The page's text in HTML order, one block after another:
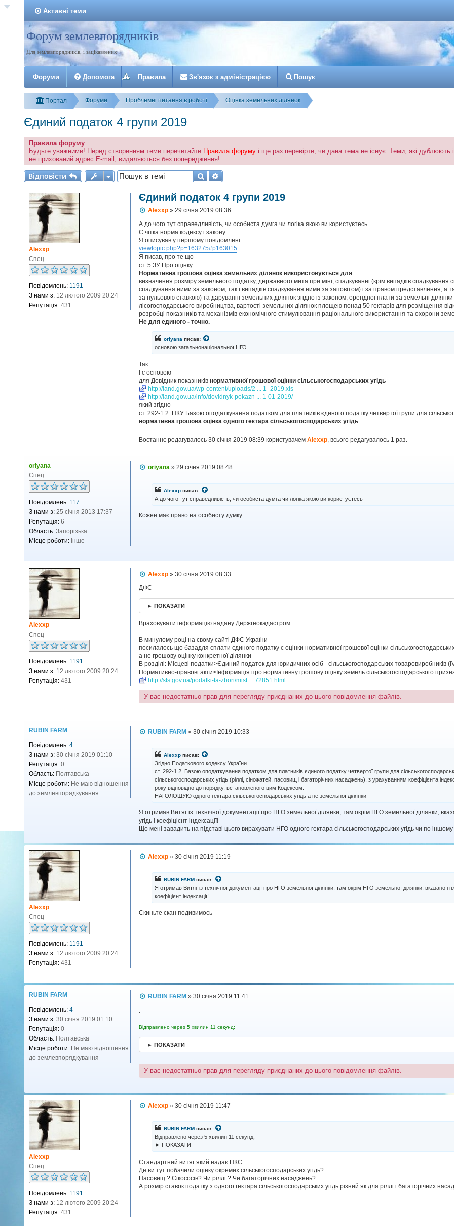
Активні теми
Реєстрація
Форум землевпорядників
Для землевпорядників, і зацікавлених
Форуми Допомога Правила Зв'язок з адміністрацією Пошук
Портал Форуми Проблемні питання в роботі Оцінка земельних ділянок
Єдиний податок 4 групи 2019
Правила форуму
Будьте уважними! Перед створенням теми перечитайте Правила форуму і ще раз перевірте, чи дана тема не існує. Теми, які
не прихований адрес E-mail, видаляються без попередження!
Відповісти
Відповісти ПошукРозширений пошук
Alexxp
Спец
Повідомлень: 1191
З нами з: 12 лютого 2009 20:24
Репутація: 431
Єдиний податок 4 групи 2019
П
в
і
д
о
м
л
е
н
н
я
Alexxp »29 січня 2019 08:36
А до чого тут справедливість, чи особиста думга чи логіка якою ви користуєтесь
Є чітка норма кодексу і закону
Я описував у першому повідомлені
viewtopic.php?p=163275#p163015
Я писав, про те що
ст. 5 ЗУ Про оцінку
Нормативна грошова оцінка земельних ділянок використовується для
визначення розміру земельного податку, державного мита при міні, спадкуванні (крім випадків
спадкування ними за законом, так і випадків спадкування ними за заповітом) і за правом представлення, а
за нульовою ставкою) та даруванні земельних ділянок згідно із законом, орендної плати за земельні
лісогосподарського виробництва, вартості земельних ділянок площею понад 50 гектарів для розміщення
розробці показників та механізмів економічного стимулювання раціонального використання та охорони
Не для единого - точно.
oriyana писав:
основою загальнонаціональної НГО
Так
І є основою
для Довідник показників нормативної грошової оцінки сільськогосподарських угідь
http://land.gov.ua/wp-content/uploads/2 ... 1_2019.xls
http://land.gov.ua/info/dovidnyk-pokazn ... 1-01-2019/
який згідно
ст. 292-1.2. ПКУ Базою оподаткування податком для платників єдиного податку четвертої групи для
нормативна грошова оцінка одного гектара сільськогосподарських угідь
Востаннє редагувалось 30 січня 2019 08:39 користувачем Alexxp, всього редагувалось 1 раз.
oriyana
Спец
Повідомлень: 117
З нами з: 25 січня 2013 17:37
Репутація: 6
Область: Запорізька
Місце роботи: Інше
П
л
oriyana »29 січня 2019 08:48
Alexxp писав:
А до чого тут справедливість, чи особиста думга чи логіка якою ви користуєтесь
Кожен має право на особисту думку.
Alexxp
Спец
Повідомлень: 1191
З нами з: 12 лютого 2009 20:24
Репутація: 431
П
в
о
л
н
н
я
Alexxp »30 січня 2019 08:33
ДФС
► ПОКАЗАТИ
Враховувати інформацію надану Держгеокадастром
В минулому році на свому сайті ДФС України
посилалось що базадля сплати єдиного податку є оцінки нормативної грошової оцінки сільськогосподарських
а не грошову оцінку конкретної ділянки
В розділі: Місцеві податки>Єдиний податок для юридичних осіб - сільськогосподарських товаровиробників
Нормативно-правові акти>Інформація про нормативну грошову оцінку земель сільськогосподарського
http://sfs.gov.ua/podatki-ta-zbori/mist ... 72851.html
У вас недостатньо прав для перегляду приєднаних до цього повідомлення файлів.
RUBIN FARM
Повідомлень: 4
З нами з: 30 січня 2019 01:10
Репутація: 0
Область: Полтавська
Місце роботи: Не маю відношення
до землевпорядкування
П
я
RUBIN FARM »30 січня 2019 10:33
Alexxp писав:
Згідно Податкового кодексу України
ст. 292-1.2. Базою оподаткування податком для платників єдиного податку четвертої групи для
сільськогосподарських угідь (ріллі, сіножатей, пасовищ і багаторічних насаджень), з урахуванням коефіцієнта
року відповідно до порядку, встановленого цим Кодексом.
НАГОЛОШУЮ одного гектара сільськогосподарських угідь а не земельної ділянки
Я отримав Витяг із технічної документації про НГО земельної ділянки, там окрім НГО земельної ділянки,
угідь і коефіцієнт індексації!
Що мені завадить на підставі цього вирахувати НГО одного гектара сільськогосподарських угідь чи по
Alexxp
Спец
Повідомлень: 1191
З нами з: 12 лютого 2009 20:24
Репутація: 431
П
е
Alexxp »30 січня 2019 11:19
RUBIN FARM писав:
Я отримав Витяг із технічної документації про НГО земельної ділянки, там окрім НГО земельної ділянки, вказано і
коефіцієнт індексації!
Скиньте скан подивимось
RUBIN FARM
Повідомлень: 4
З нами з: 30 січня 2019 01:10
Репутація: 0
Область: Полтавська
Місце роботи: Не маю відношення
до землевпорядкування
П
о
м
л
е
н
я
RUBIN FARM »30 січня 2019 11:41
Відправлено через 5 хвилин 11 секунд:
► ПОКАЗАТИ
У вас недостатньо прав для перегляду приєднаних до цього повідомлення файлів.
Alexxp
Спец
Повідомлень: 1191
З нами з: 12 лютого 2009 20:24
Репутація: 431
П
е
н
н
Alexxp »30 січня 2019 11:47
RUBIN FARM писав:
Відправлено через 5 хвилин 11 секунд:
► ПОКАЗАТИ
Стандартний витяг який надає НКС
Де ви тут побачили оцінку окремих сільськогосподарських угідь?
Пасовищ ? Сікососів? Чи ріллі ? Чи багаторічних насаджень?
А розмір ставок податку з одного гектара сільськогосподарських угідь різний як для ріллі і багаторічних